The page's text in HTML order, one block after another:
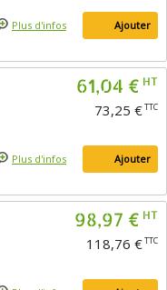
Plus d'infos Ajouter
61,04 € HT
73,25 €TTC
Plus d'infos Ajouter
98,97 € HT
118,76 €TTC